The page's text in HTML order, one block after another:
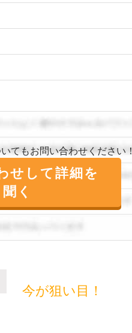
てもお問い合わせください！
せして詳細を
聞く
今が狙い目！